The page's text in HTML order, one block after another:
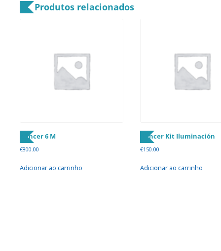
Produtos relacionados
Dancer 6 M
€800.00
Adicionar ao carrinho
Dancer Kit Iluminación
€150.00
Adicionar ao carrinho